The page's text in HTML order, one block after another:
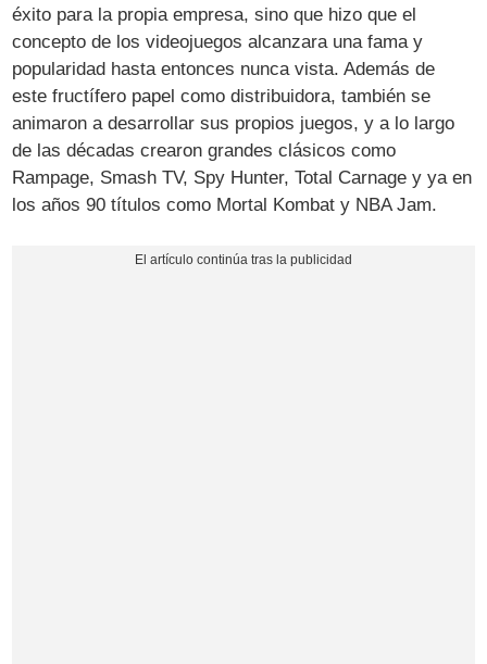
éxito para la propia empresa, sino que hizo que el
concepto de los videojuegos alcanzara una fama y
popularidad hasta entonces nunca vista. Además de
este fructífero papel como distribuidora, también se
animaron a desarrollar sus propios juegos, y a lo largo
de las décadas crearon grandes clásicos como
Rampage, Smash TV, Spy Hunter, Total Carnage y ya en
los años 90 títulos como Mortal Kombat y NBA Jam.